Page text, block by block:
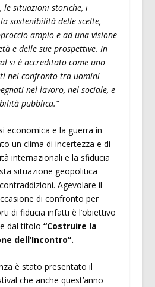
le situazioni storiche, i
sostenibilità delle scelte,
ampio e ad una visione
e delle sue prospettive. In
si è accreditato come uno
nel confronto tra uomini
nel lavoro, nel sociale, e
pubblica.”
economica e la guerra in
un clima di incertezza e di
internazionali e la sfiducia
situazione geopolitica
Agevolare il
di confronto per
di fiducia infatti è l’obiettivo
dal titolo “Costruire la
dell’Incontro”.
è stato presentato il
che anche quest’anno